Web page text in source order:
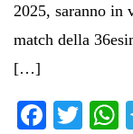
2025, saranno in
match della
[…]
Fa T